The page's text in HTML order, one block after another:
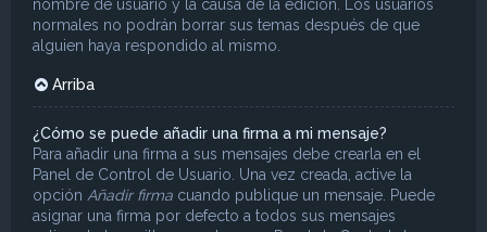
nombre de usuario y la causa de la edición. Los usuarios
normales no podrán borrar sus temas después de que
alguien haya respondido al mismo.
Arriba
¿Cómo se puede añadir una firma a mi mensaje?
Para añadir una firma a sus mensajes debe crearla en el
Panel de Control de Usuario. Una vez creada, active la
opción Añadir firma cuando publique un mensaje. Puede
asignar una firma por defecto a todos sus mensajes